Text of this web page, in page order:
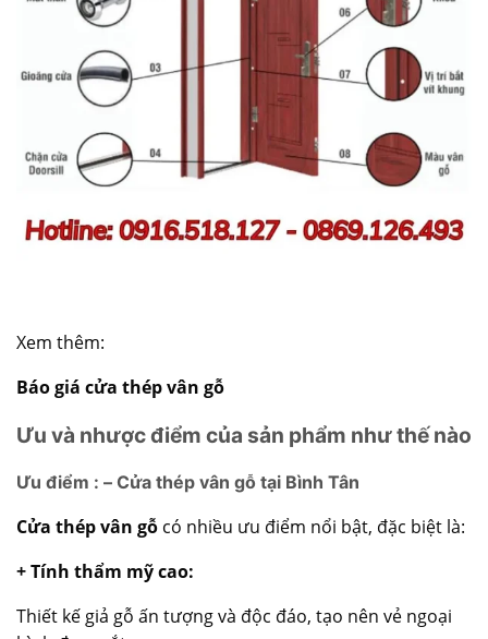
Xem thêm:
Báo giá cửa thép vân gỗ
Ưu và nhược điểm của sản phẩm như thế nào
Ưu điểm : – Cửa thép vân gỗ tại Bình Tân
Cửa thép vân gỗ có nhiều ưu điểm nổi bật, đặc biệt là:
+ Tính thẩm mỹ cao:
Thiết kế giả gỗ ấn tượng và độc đáo, tạo nên vẻ ngoại